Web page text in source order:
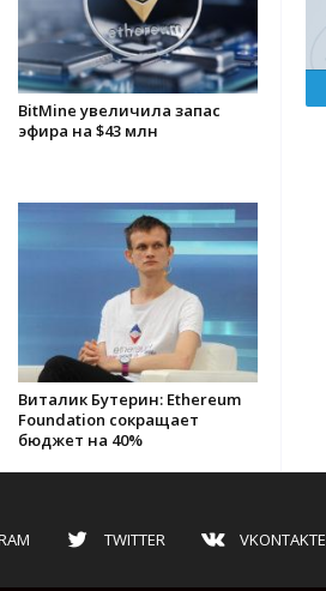
BitMine увеличила запас
эфира на $43 млн
Виталик Бутерин: Ethereum
Foundation сокращает
бюджет на 40%
TWITTER VKONTAKTE